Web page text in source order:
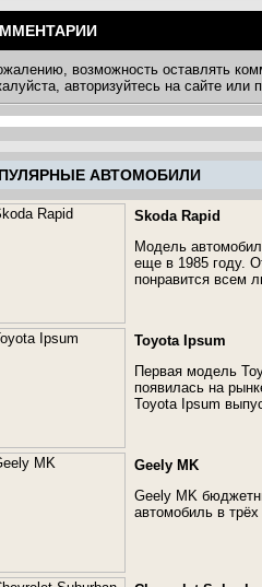
возможность оставлять
авторизуйтесь на сайте
АВТОМОБИЛИ
Skoda Rapid
Модель
еще в 1985 году.
понравится всем
Toyota Ipsum
Первая модель
появилась на
Toyota Ipsum
Geely MK
Geely MK
автомобиль в